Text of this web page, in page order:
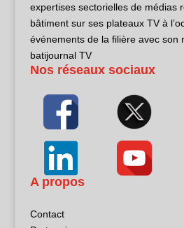
expertises sectorielles de médias
bâtiment sur ses plateaux TV à
événements de la filière avec son
batijournal TV
Nos réseaux sociaux
A propos
Contact